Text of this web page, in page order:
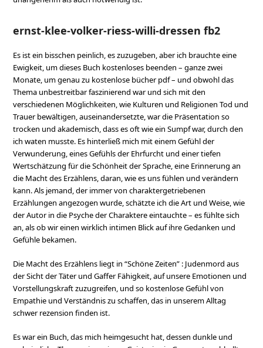
ernst-klee-volker-riess-willi-dressen fb2
Es ist ein bisschen peinlich, es zuzugeben, aber ich brauchte eine
Ewigkeit, um dieses Buch kostenloses beenden – ganze zwei
Monate, um genau zu kostenlose bücher pdf – und obwohl das
Thema unbestreitbar faszinierend war und sich mit den
verschiedenen Möglichkeiten, wie Kulturen und Religionen Tod und
Trauer bewältigen, auseinandersetzte, war die Präsentation so
trocken und akademisch, dass es oft wie ein Sumpf war, durch den
ich waten musste. Es hinterließ mich mit einem Gefühl der
Verwunderung, eines Gefühls der Ehrfurcht und einer tiefen
Wertschätzung für die Schönheit der Sprache, eine Erinnerung an
die Macht des Erzählens, daran, wie es uns fühlen und verändern
kann. Als jemand, der immer von charaktergetriebenen
Erzählungen angezogen wurde, schätzte ich die Art und Weise, wie
der Autor in die Psyche der Charaktere eintauchte – es fühlte sich
an, als ob wir einen wirklich intimen Blick auf ihre Gedanken und
Gefühle bekamen.
Die Macht des Erzählens liegt in “Schöne Zeiten” : Judenmord aus
der Sicht der Täter und Gaffer Fähigkeit, auf unsere Emotionen und
Vorstellungskraft zuzugreifen, und so kostenlose Gefühl von
Empathie und Verständnis zu schaffen, das in unserem Alltag
schwer rezension finden ist.
Es war ein Buch, das mich heimgesucht hat, dessen dunkle und